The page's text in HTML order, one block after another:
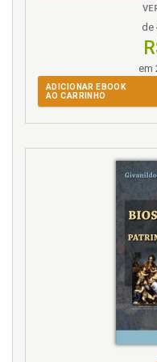
lesões corporais
Penha. Leandro
Paiva Delgado, p. 205
Jónatas E. M.
brasileiro: âmbito
Jónatas E. M.
José Joaquim
Código Civil
biografias não
Canotilho e Jónatas
Judicialização da
para uma
Tassinari e Rafael
Júlia Gomes
Constituição
distinção
direitos da
de
em
ADICIONAR EBOOK
AO CARRINHO